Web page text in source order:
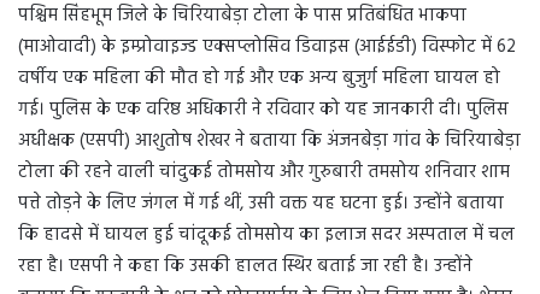
पश्चिम सिंहभूम जिले के चिरियाबेड़ा टोला के पास प्रतिबंधित भाकपा
(माओवादी) के इम्प्रोवाइज्ड एक्सप्लोसिव डिवाइस (आईईडी) विस्फोट में 62
वर्षीय एक महिला की मौत हो गई और एक अन्य बुजुर्ग महिला घायल हो
गई। पुलिस के एक वरिष्ठ अधिकारी ने रविवार को यह जानकारी दी। पुलिस
अधीक्षक (एसपी) आशुतोष शेखर ने बताया कि अंजनबेड़ा गांव के चिरियाबेड़ा
टोला की रहने वाली चांदुकई तोमसोय और गुरुबारी तमसोय शनिवार शाम
पत्ते तोड़ने के लिए जंगल में गई थीं, उसी वक्त यह घटना हुई। उन्होंने बताया
कि हादसे में घायल हुई चांदूकई तोमसोय का इलाज सदर अस्पताल में चल
रहा है। एसपी ने कहा कि उसकी हालत स्थिर बताई जा रही है। उन्होंने